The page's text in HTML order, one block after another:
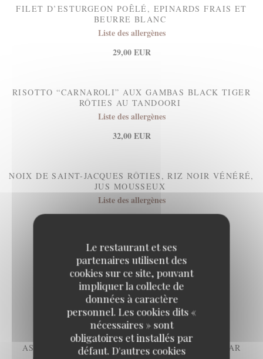
Le restaurant et ses
partenaires utilisent des
cookies sur ce site, pouvant
impliquer la collecte de
données à caractère
personnel. Les cookies dits «
nécessaires » sont
obligatoires et installés par
défaut. D'autres cookies
FILET D’ESTURGEON POÊLÉ, EPINARDS FRAIS ET
BEURRE BLANC
Liste des allergènes
29,00 EUR
RISOTTO “CARNAROLI” AUX GAMBAS BLACK TIGER
RÔTIES AU TANDOORI
Liste des allergènes
32,00 EUR
NOIX DE SAINT-JACQUES RÔTIES, RIZ NOIR VÉNÉRÉ,
JUS MOUSSEUX
Liste des allergènes
FROMAGES & DESSERTS
ASSIETTE DE 3 FROMAGES SÉLECTIONNÉS PAR